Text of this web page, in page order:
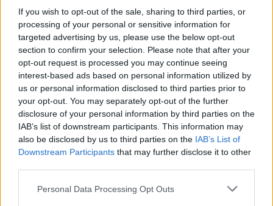
If you wish to opt-out of the sale, sharing to third parties, or
processing of your personal or sensitive information for
targeted advertising by us, please use the below opt-out
section to confirm your selection. Please note that after your
opt-out request is processed you may continue seeing
interest-based ads based on personal information utilized by
us or personal information disclosed to third parties prior to
your opt-out. You may separately opt-out of the further
disclosure of your personal information by third parties on the
IAB’s list of downstream participants. This information may
also be disclosed by us to third parties on the IAB’s List of
Downstream Participants that may further disclose it to other
Please note that this website/app uses one or more Google
Personal Data Processing Opt Outs
(1987), Derek Jarman, Διάρκεια: 6΄
Caravaggio (1986), Derek Jarman, Διάρκεια: 93΄
29.5
Bloeiende bloemen en plantenbewegingen (1932),
J.C. Mol, Διάρκεια: 4΄17΄΄
Io sono l'amore (2009), Luca Guadagnino, Διάρκεια:
120΄
5.6
January Stories (version Harinezumi) (2024),
Apichatpong Weerasethakul, Διάρκεια: 4΄
Memoria (2021), Apichatpong Weerasethakul,